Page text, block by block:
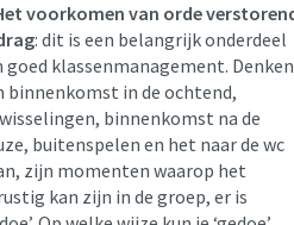
voorkomen van orde
: dit is een belangrijk onderdeel
goed klassenmanagement.
binnenkomst in de ochtend,
binnenkomst na de
buitenspelen en het naar de wc
zijn momenten waarop het
kan zijn in de groep, er is